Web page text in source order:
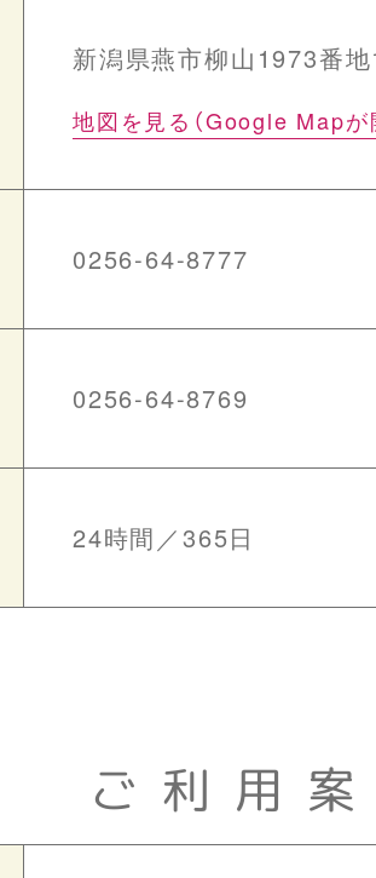
新潟県燕市柳山1973番地
地図を見る（Google Mapが
0256-64-8777
0256-64-8769
24時間／365日
ご利用案